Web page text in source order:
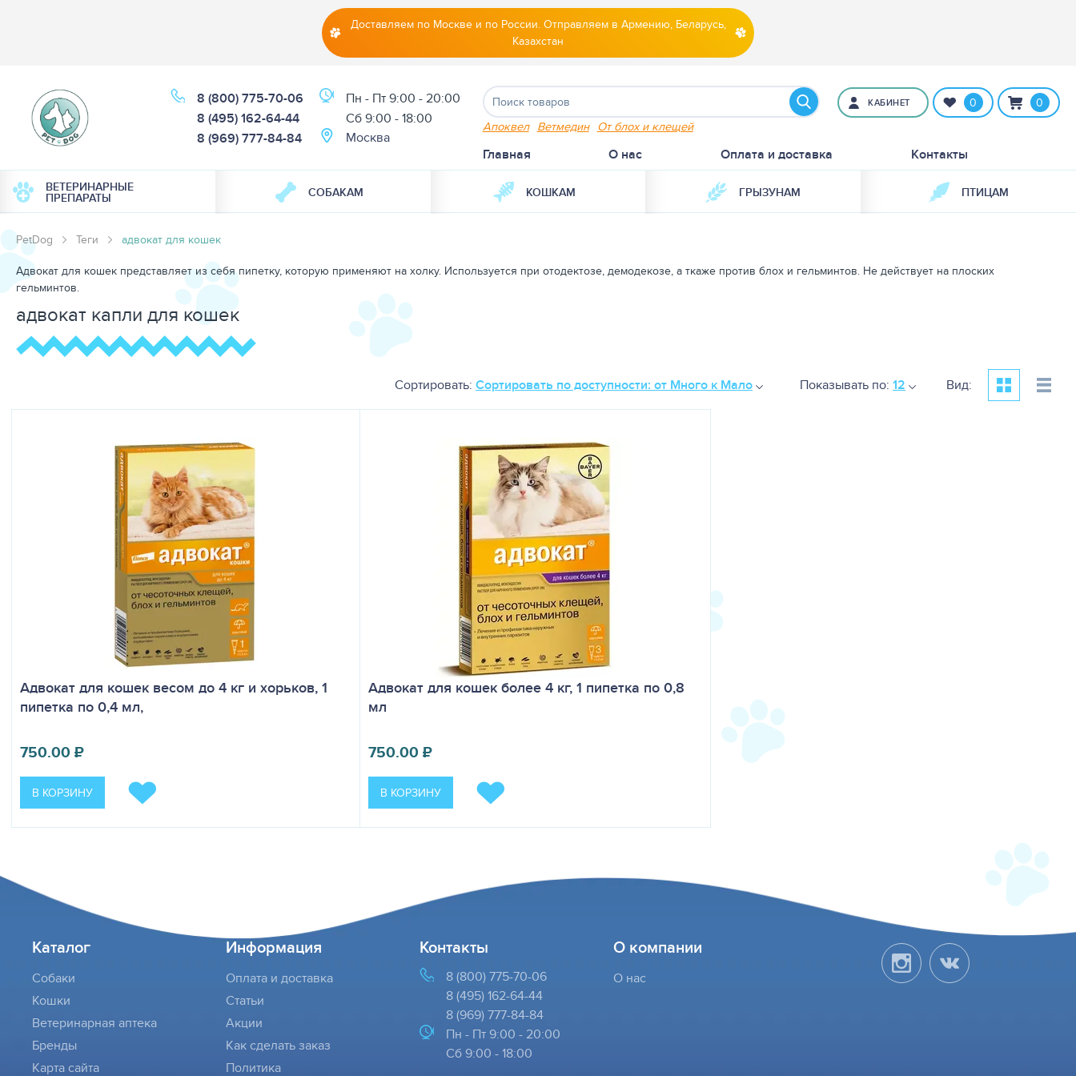
Доставляем по Москве и по России. Отправляем в Армению, Беларусь,
Казахстан
8 (800) 775-70-06
8 (495) 162-64-44
8 (969) 777-84-84
Пн - Пт 9:00 - 20:00
Cб 9:00 - 18:00
Москва
Апоквел Ветмедин От блох и клещей
КАБИНЕТ 0 0
Главная О нас Оплата и доставка Контакты
ВЕТЕРИНАРНЫЕ
ПРЕПАРАТЫ СОБАКАМ КОШКАМ ГРЫЗУНАМ ПТИЦАМ
PetDog Теги
адвокат для кошек
Адвокат для кошек представляет из себя пипетку, которую применяют на холку. Используется при отодектозе, демодекозе, а ткаже против блох и гельминтов. Не действует на плоских
гельминтов.
адвокат капли для кошек
Сортировать: Сортировать по доступности: от Много к Мало Показывать по: 12 Вид:
Адвокат для кошек весом до 4 кг и хорьков, 1
пипетка по 0,4 мл,
750.00₽
В КОРЗИНУ
Адвокат для кошек более 4 кг, 1 пипетка по 0,8
мл
750.00₽
В КОРЗИНУ
Каталог
Собаки
Кошки
Ветеринарная аптека
Бренды
Карта сайта
Информация
Оплата и доставка
Статьи
Акции
Как сделать заказ
Политика
Контакты
8 (800) 775-70-06
8 (495) 162-64-44
8 (969) 777-84-84
Пн - Пт 9:00 - 20:00
Cб 9:00 - 18:00
О компании
О нас